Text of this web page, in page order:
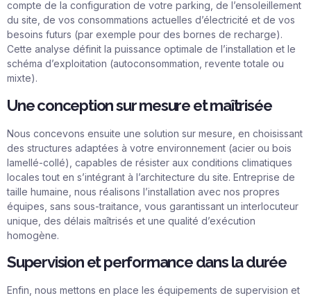
compte de la configuration de votre parking, de l’ensoleillement
du site, de vos consommations actuelles d’électricité et de vos
besoins futurs (par exemple pour des bornes de recharge).
Cette analyse définit la puissance optimale de l’installation et le
schéma d’exploitation (autoconsommation, revente totale ou
mixte).
Une conception sur mesure et maîtrisée
Nous concevons ensuite une solution sur mesure, en choisissant
des structures adaptées à votre environnement (acier ou bois
lamellé-collé), capables de résister aux conditions climatiques
locales tout en s’intégrant à l’architecture du site. Entreprise de
taille humaine, nous réalisons l’installation avec nos propres
équipes, sans sous-traitance, vous garantissant un interlocuteur
unique, des délais maîtrisés et une qualité d’exécution
homogène.
Supervision et performance dans la durée
Enfin, nous mettons en place les équipements de supervision et